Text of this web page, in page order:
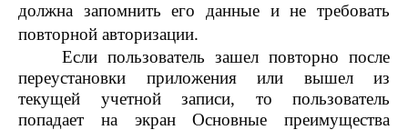
должна запомнить его данные и не требовать
повторной авторизации.
Если пользователь зашел повторно после
переустановки приложения или вышел из
текущей учетной записи, то пользователь
попадает на экран Основные преимущества